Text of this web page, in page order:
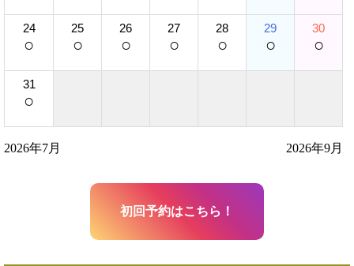
24
○
25
○
26
○
27
○
28
○
29
○
30
○
31
○
2026年7月 2026年9月
初回予約はこちら！